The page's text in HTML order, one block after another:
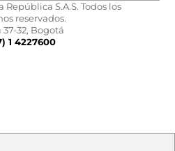
S.A.S. Todos los
reservados.
37-32, Bogotá
1 4227600